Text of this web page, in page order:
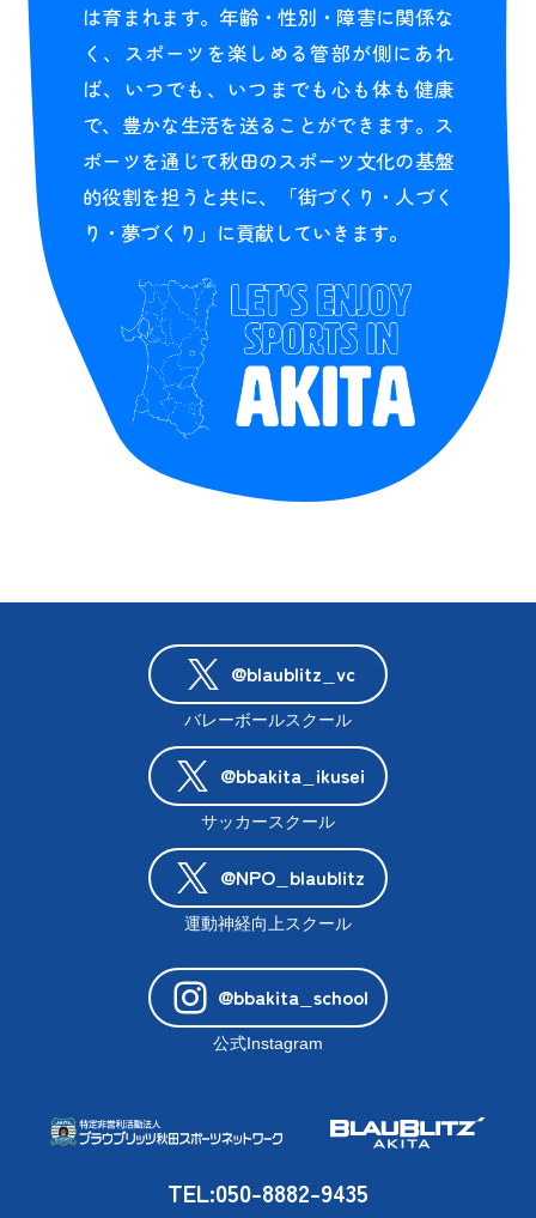
は育まれます。年齢・性別・障害に関係な
く、スポーツを楽しめる管部が側にあれ
ば、いつでも、いつまでも心も体も健康
で、豊かな生活を送ることができます。ス
ポーツを通じて秋田のスポーツ文化の基盤
的役割を担うと共に、「街づくり・人づく
り・夢づくり」に貢献していきます。
@blaublitz_vc
バレーボールスクール
@bbakita_ikusei
サッカースクール
@NPO_blaublitz
運動神経向上スクール
@bbakita_school
公式Instagram
TEL:050-8882-9435